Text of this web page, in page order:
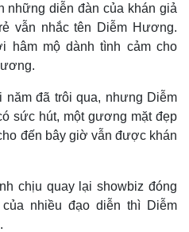
những diễn đàn của khán giả
vẫn nhắc tên Diễm Hương.
hâm mộ dành tình cảm cho
đã trôi qua, nhưng Diễm
sức hút, một gương mặt đẹp
đến bây giờ vẫn được khán
chịu quay lại showbiz đóng
nhiều đạo diễn thì Diễm